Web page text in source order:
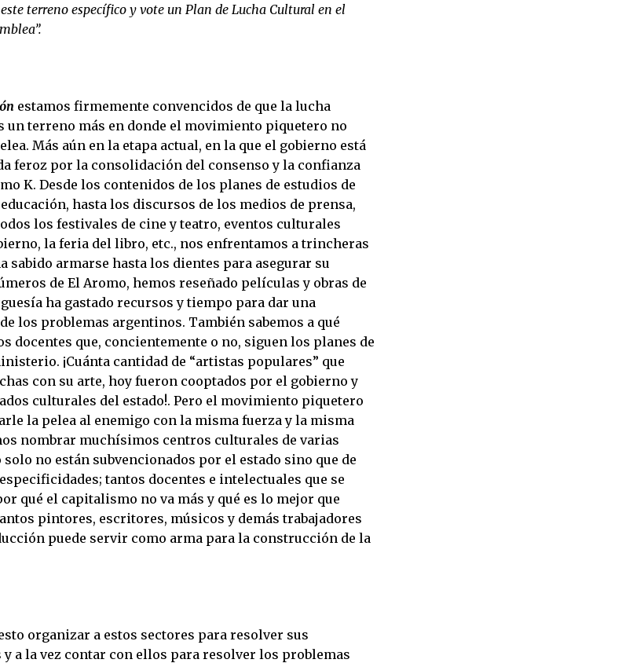
terreno específico y vote un Plan de Lucha Cultural en el
estamos firmemente convencidos de que la lucha
un terreno más en donde el movimiento piquetero no
Más aún en la etapa actual, en la que el gobierno está
feroz por la consolidación del consenso y la confianza
K. Desde los contenidos de los planes de estudios de
hasta los discursos de los medios de prensa,
los festivales de cine y teatro, eventos culturales
la feria del libro, etc., nos enfrentamos a trincheras
sabido armarse hasta los dientes para asegurar su
de El Aromo, hemos reseñado películas y obras de
ha gastado recursos y tiempo para dar una
los problemas argentinos. También sabemos a qué
docentes que, concientemente o no, siguen los planes de
¡Cuánta cantidad de “artistas populares” que
con su arte, hoy fueron cooptados por el gobierno y
culturales del estado!. Pero el movimiento piquetero
la pelea al enemigo con la misma fuerza y la misma
nombrar muchísimos centros culturales de varias
no están subvencionados por el estado sino que de
tantos docentes e intelectuales que se
qué el capitalismo no va más y qué es lo mejor que
pintores, escritores, músicos y demás trabajadores
puede servir como arma para la construcción de la
organizar a estos sectores para resolver sus
a la vez contar con ellos para resolver los problemas